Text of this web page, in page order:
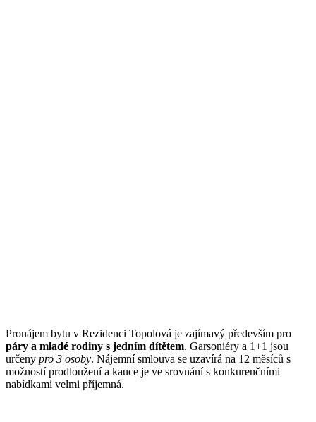
Pronájem bytu v Rezidenci Topolová je zajímavý především pro
páry a mladé rodiny s jedním dítětem. Garsoniéry a 1+1 jsou
určeny pro 3 osoby. Nájemní smlouva se uzavírá na 12 měsíců s
možností prodloužení a kauce je ve srovnání s konkurenčními
nabídkami velmi příjemná.